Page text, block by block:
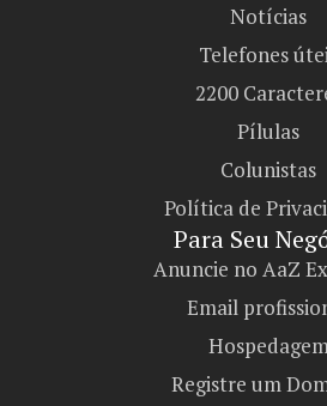
Notícias
Telefones
2200
Pílulas
Colunistas
Política de
Para Seu
Anuncie no AaZ
Email
Registre um